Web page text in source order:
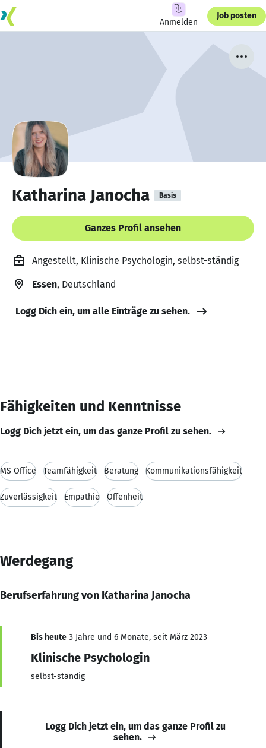
Anmelden
Job posten
Katharina Janocha Basis
Ganzes Profil ansehen
Angestellt, Klinische Psychologin, selbst-ständig
Essen, Deutschland
Logg Dich ein, um alle Einträge zu sehen.
Fähigkeiten und Kenntnisse
Logg Dich jetzt ein, um das ganze Profil zu sehen.
MS Office Teamfähigkeit Beratung Kommunikationsfähigkeit
Zuverlässigkeit Empathie Offenheit
Werdegang
Berufserfahrung von Katharina Janocha
Bis heute 3 Jahre und 6 Monate, seit März 2023
Klinische Psychologin
selbst-ständig
Logg Dich jetzt ein, um das ganze Profil zu
sehen.